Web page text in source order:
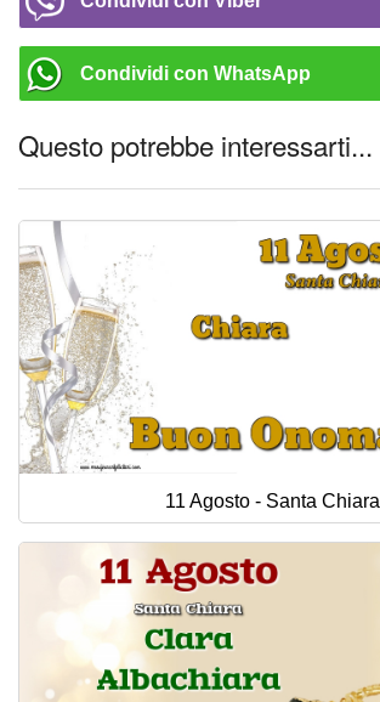
Condividi con WhatsApp
Questo potrebbe interessarti...
11 Agosto - Santa Chiara